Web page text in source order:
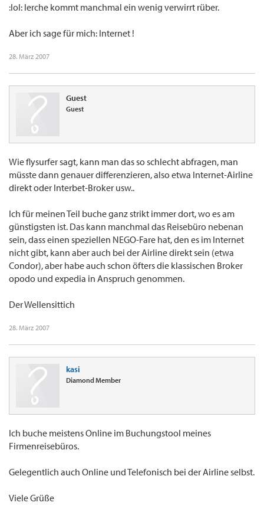
:lol: lerche kommt manchmal ein wenig verwirrt rüber.
Aber ich sage für mich: Internet !
28. März 2007
Guest
Guest
Wie flysurfer sagt, kann man das so schlecht abfragen, man
müsste dann genauer differenzieren, also etwa Internet-Airline
direkt oder Interbet-Broker usw..
Ich für meinen Teil buche ganz strikt immer dort, wo es am
günstigsten ist. Das kann manchmal das Reisebüro nebenan
sein, dass einen speziellen NEGO-Fare hat, den es im Internet
nicht gibt, kann aber auch bei der Airline direkt sein (etwa
Condor), aber habe auch schon öfters die klassischen Broker
opodo und expedia in Anspruch genommen.
Der Wellensittich
28. März 2007
kasi
Diamond Member
Ich buche meistens Online im Buchungstool meines
Firmenreisebüros.
Gelegentlich auch Online und Telefonisch bei der Airline selbst.
Viele Grüße